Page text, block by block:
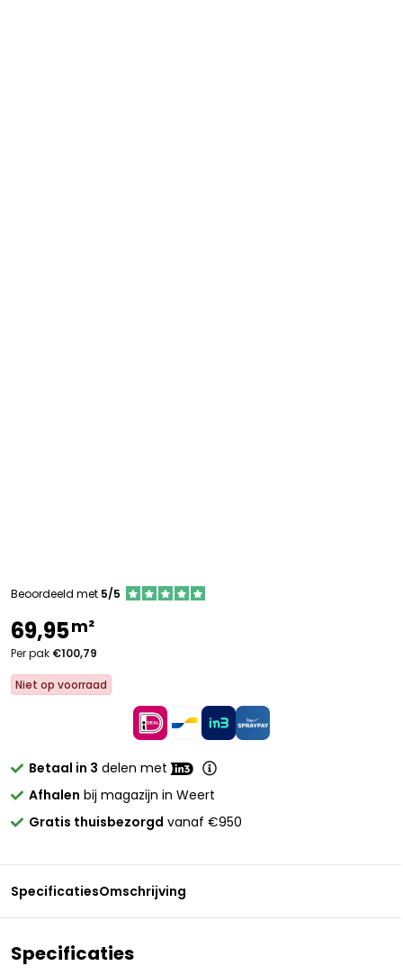
Beoordeeld met 5/5
69,95m²
Per pak €100,79
Niet op voorraad
Betaal in 3 delen met
Afhalen bij magazijn in Weert
Gratis thuisbezorgd vanaf €950
SpecificatiesOmschrijving
Specificaties